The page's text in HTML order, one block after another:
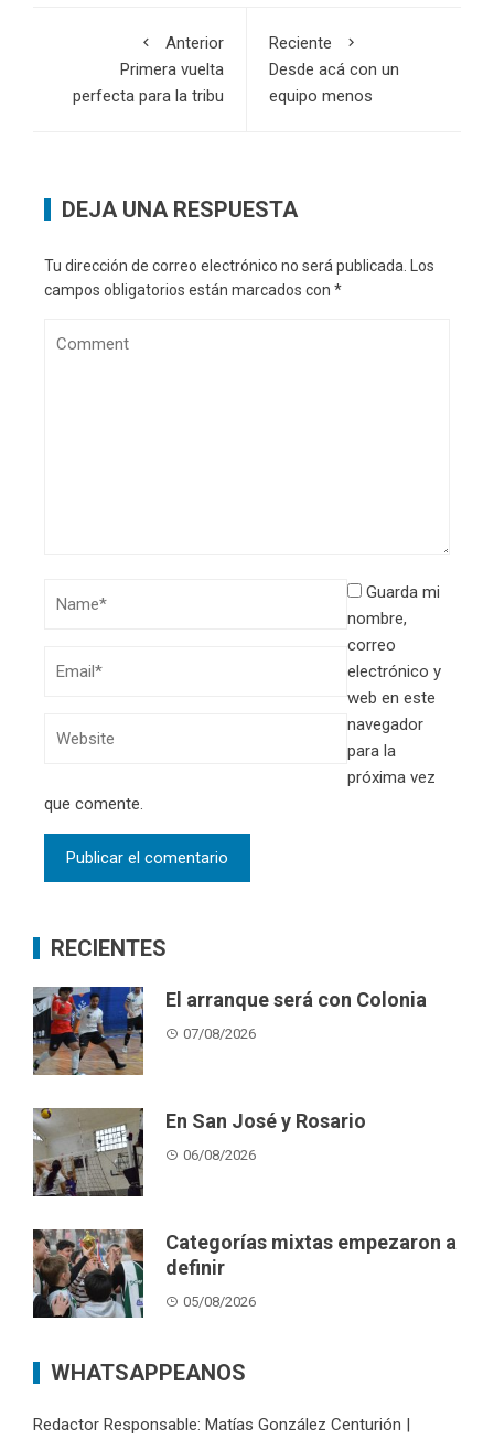
Anterior
Primera vuelta
perfecta para la tribu
Reciente
Desde acá con un
equipo menos
DEJA UNA RESPUESTA
Tu dirección de correo electrónico no será publicada.
Los
campos obligatorios están marcados con *
Guarda mi
nombre,
correo
electrónico y
web en este
navegador
para la
próxima vez
que comente.
RECIENTES
El arranque será con Colonia
07/08/2026
En San José y Rosario
06/08/2026
Categorías mixtas empezaron a
definir
05/08/2026
WHATSAPPEANOS
Redactor Responsable: Matías González Centurión |